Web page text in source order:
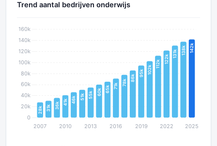
Trend aantal bedrijven onderwijs